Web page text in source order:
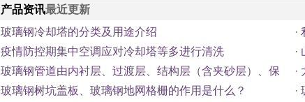
产品资讯最近更新
玻璃钢冷却塔的分类及用途介绍 ·
疫情防控期集中空调应对冷却塔等多进行清洗 ·
玻璃钢管道由内衬层、过渡层、结构层（含夹砂层）、保 ·
玻璃钢树坑盖板、玻璃钢地网格栅的作用是什么？ ·